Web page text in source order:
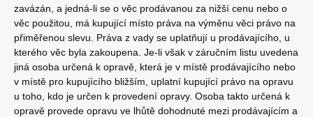
zavázán, a jedná-li se o věc prodávanou za nižší cenu nebo o
věc použitou, má kupující místo práva na výměnu věci právo na
přiměřenou slevu. Práva z vady se uplatňují u prodávajícího, u
kterého věc byla zakoupena. Je-li však v záručním listu uvedena
jiná osoba určená k opravě, která je v místě prodávajícího nebo
v místě pro kupujícího bližším, uplatní kupující právo na opravu
u toho, kdo je určen k provedení opravy. Osoba takto určená k
opravě provede opravu ve lhůtě dohodnuté mezi prodávajícím a